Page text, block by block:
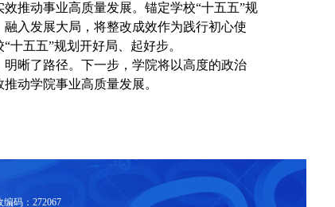
推动事业高质量发展。锚定学校“十五五”规
入发展大局，将整改成效作为践行初心使
“十五五”规划开好局、起好步。
明晰了路径。 下一步， 学院将以高度的政治
推动学院事业高质量发展。
编码：272067